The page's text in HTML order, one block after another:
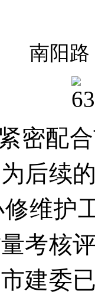
南阳路
密配
后续
维护
考核
建委